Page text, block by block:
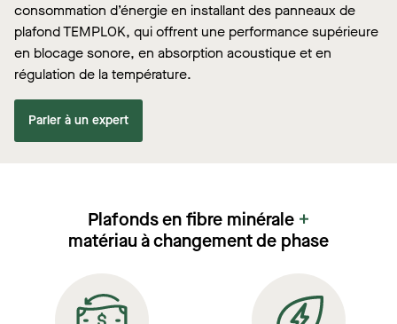
consommation d’énergie en installant des panneaux de
plafond TEMPLOK, qui offrent une performance supérieure
en blocage sonore, en absorption acoustique et en
régulation de la température.
Parler à un expert
Plafonds en fibre minérale +
matériau à changement de phase